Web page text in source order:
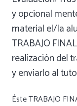
y opcional
material el/la
TRABAJO
realización del
y enviarlo al
Éste TRABAJO